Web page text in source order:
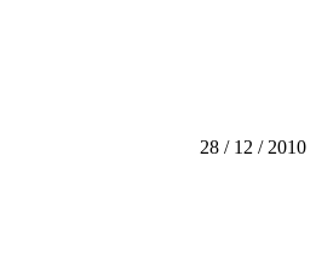
28 / 12 / 2010